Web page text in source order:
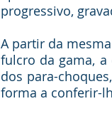
progressivo,
A partir da
fulcro da gama, a
dos para-
forma a conferir-